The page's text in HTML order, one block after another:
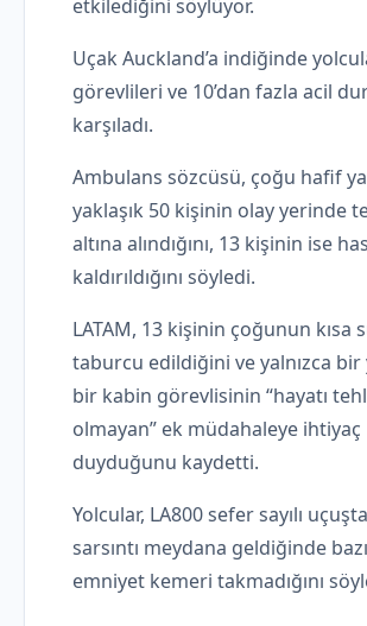
etkilediğini söylüyor.
Uçak Auckland’a indiğinde
görevlileri ve 10’dan fazla acil
karşıladı.
Ambulans sözcüsü, çoğu hafif
yaklaşık 50 kişinin olay yerinde
altına alındığını, 13 kişinin ise
kaldırıldığını söyledi.
LATAM, 13 kişinin çoğunun kısa
taburcu edildiğini ve yalnızca bir
bir kabin görevlisinin “hayatı
olmayan” ek müdahaleye ihtiyaç
duyduğunu kaydetti.
Yolcular, LA800 sefer sayılı
sarsıntı meydana geldiğinde
emniyet kemeri takmadığını